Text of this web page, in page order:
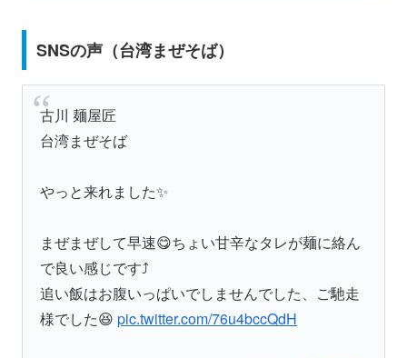
SNSの声（台湾まぜそば）
古川 麺屋匠
台湾まぜそば
やっと来れました✨
まぜまぜして早速😋ちょい甘辛なタレが麺に絡ん
で良い感じです⤴️
追い飯はお腹いっぱいでしませんでした、ご馳走
様でした😆pic.twitter.com/76u4bccQdH